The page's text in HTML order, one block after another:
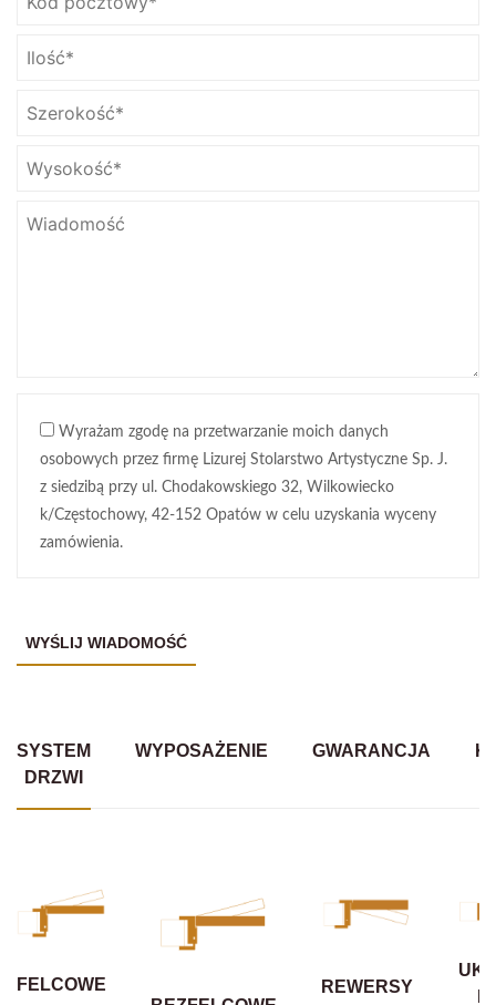
Wyrażam zgodę na przetwarzanie moich danych
osobowych przez firmę Lizurej Stolarstwo Artystyczne Sp. J.
z siedzibą przy ul. Chodakowskiego 32, Wilkowiecko
k/Częstochowy, 42-152 Opatów w celu uzyskania wyceny
zamówienia.
SYSTEM
DRZWI
WYPOSAŻENIE GWARANCJA
FELCOWE
REWERSY